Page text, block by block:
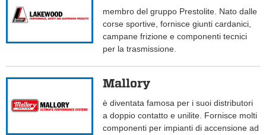
membro del gruppo Prestolite. Nato dalle
corse sportive, fornisce giunti cardanici,
campane frizione e componenti tecnici
per la trasmissione.
Mallory
è diventata famosa per i suoi distributori
a doppio contatto e unilite. Fornisce molti
componenti per impianti di accensione ad